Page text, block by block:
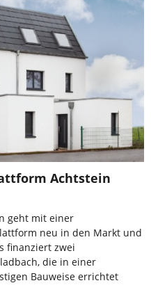
Achtstein
geht mit einer
neu in den Markt und
finanziert zwei
die in einer
Bauweise errichtet